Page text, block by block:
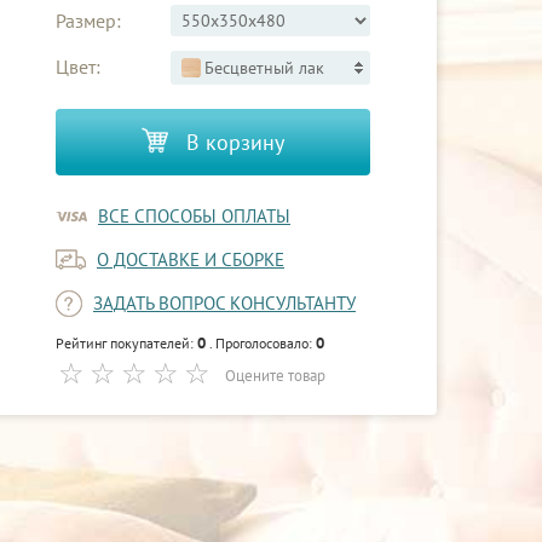
Размер:
Цвет:
Бесцветный лак
В корзину
ВСЕ СПОСОБЫ ОПЛАТЫ
О ДОСТАВКЕ И СБОРКЕ
ЗАДАТЬ ВОПРОС КОНСУЛЬТАНТУ
Рейтинг покупателей: 0 . Проголосовало: 0
Оцените товар